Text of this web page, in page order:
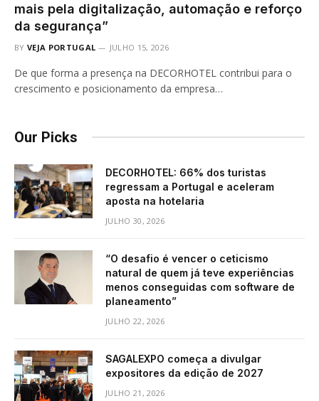
mais pela digitalização, automação e reforço
da segurança”
BY VEJA PORTUGAL JULHO 15, 2026
De que forma a presença na DECORHOTEL contribui para o
crescimento e posicionamento da empresa…
Our Picks
DECORHOTEL: 66% dos turistas
regressam a Portugal e aceleram
aposta na hotelaria
JULHO 30, 2026
“O desafio é vencer o ceticismo
natural de quem já teve experiências
menos conseguidas com software de
planeamento”
JULHO 22, 2026
SAGALEXPO começa a divulgar
expositores da edição de 2027
JULHO 21, 2026